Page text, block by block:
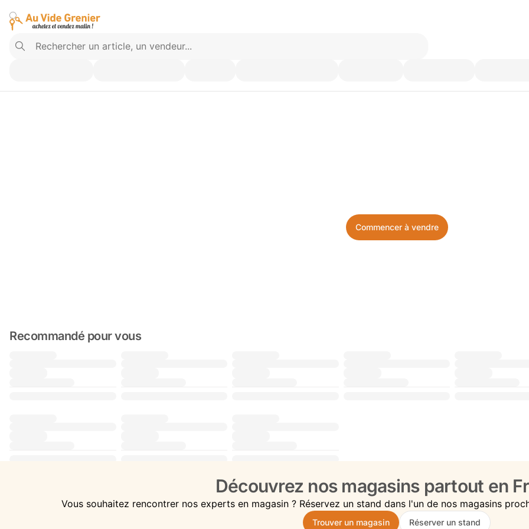
Commencer à vendre
Recommandé pour vous
Découvrez nos magasins partout en
Vous souhaitez rencontrer nos experts en magasin ? Réservez un stand dans l'un de nos magasins
Trouver un magasin Réserver un stand